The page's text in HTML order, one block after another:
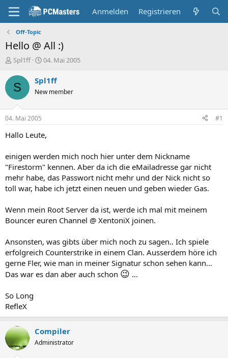
Anmelden Registrieren
Off-Topic
Hello @ All :)
E
s
t
e
r
Spl1ff
E
s
e
t
a
m
04. Mai 2005
S Spl1ff
New member
04. Mai 2005 #1
Hallo Leute,
einigen werden mich noch hier unter dem Nickname
"Firestorm" kennen. Aber da ich die eMailadresse gar nicht
mehr habe, das Passwort nicht mehr und der Nick nicht so
toll war, habe ich jetzt einen neuen und geben wieder Gas.
Wenn mein Root Server da ist, werde ich mal mit meinem
Bouncer euren Channel @ XentoniX joinen.
Ansonsten, was gibts über mich noch zu sagen.. Ich spiele
erfolgreich Counterstrike in einem Clan. Ausserdem höre ich
gerne Fler, wie man in meiner Signatur schon sehen kann...
Das war es dan aber auch schon 😉 ...
So Long
RefleX
Compiler
Administrator